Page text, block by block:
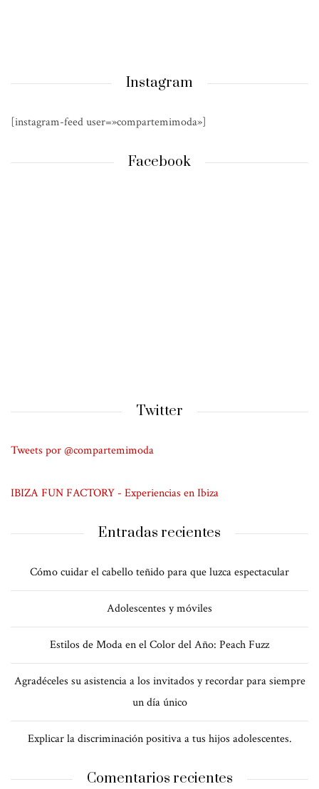
Instagram
[instagram-feed user=»compartemimoda»]
Facebook
Twitter
Tweets por @compartemimoda
IBIZA FUN FACTORY - Experiencias en Ibiza
Entradas recientes
Cómo cuidar el cabello teñido para que luzca espectacular
Adolescentes y móviles
Estilos de Moda en el Color del Año: Peach Fuzz
Agradéceles su asistencia a los invitados y recordar para siempre
un día único
Explicar la discriminación positiva a tus hijos adolescentes.
Comentarios recientes